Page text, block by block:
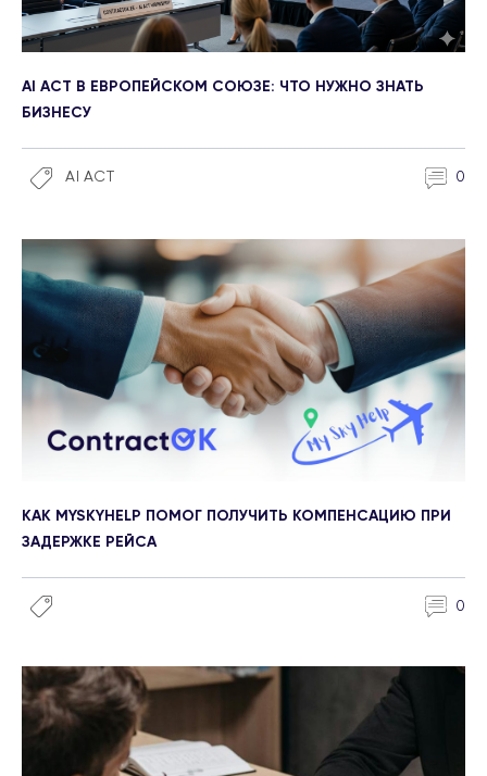
AI ACT В ЕВРОПЕЙСКОМ СОЮЗЕ: ЧТО НУЖНО ЗНАТЬ
БИЗНЕСУ
AI ACT 0
КАК MYSKYHELP ПОМОГ ПОЛУЧИТЬ КОМПЕНСАЦИЮ ПРИ
ЗАДЕРЖКЕ РЕЙСА
0